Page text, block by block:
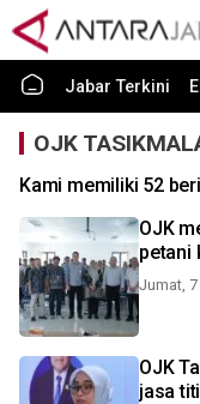
Jabar Terkini
OJK
Kami memiliki 52
OJK
petani
Jumat,
OJK
jasa